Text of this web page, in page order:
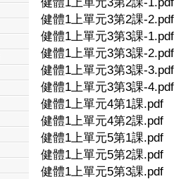
健體1上單元3第2課-2.pdf
健體1上單元3第3課-1.pdf
健體1上單元3第3課-2.pdf
健體1上單元3第3課-3.pdf
健體1上單元3第3課-4.pdf
健體1上單元4第1課.pdf
健體1上單元4第2課.pdf
健體1上單元5第1課.pdf
健體1上單元5第2課.pdf
健體1上單元5第3課.pdf